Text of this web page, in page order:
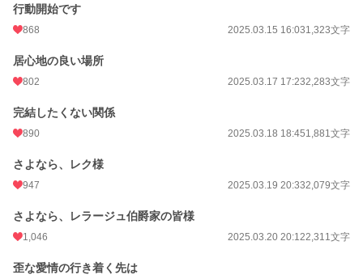
行動開始です
868 2025.03.15 16:031,323文字
居心地の良い場所
802 2025.03.17 17:232,283文字
完結したくない関係
890 2025.03.18 18:451,881文字
さよなら、レク様
947 2025.03.19 20:332,079文字
さよなら、レラージュ伯爵家の皆様
1,046 2025.03.20 20:122,311文字
歪な愛情の行き着く先は